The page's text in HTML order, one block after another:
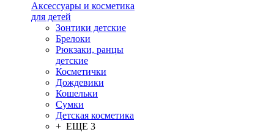
Аксессуары и косметика
для детей
Зонтики детские
Брелоки
Рюкзаки, ранцы
детские
Косметички
Дождевики
Кошельки
Сумки
Детская косметика
+ ЕЩЕ 3